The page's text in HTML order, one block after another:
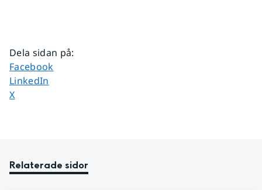
Dela sidan på:
Dela sidan på
Facebook
Dela sidan på
LinkedIn
Dela sidan på
X
Relaterade sidor